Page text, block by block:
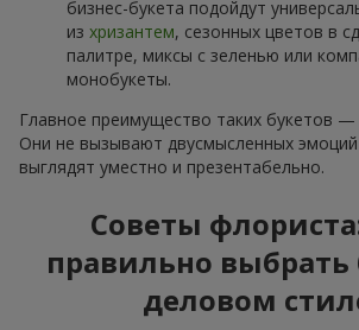
бизнес-букета подойдут
из хризантем, сезонных цветов в
палитре, миксы с зеленью или
монобукеты.
Главное преимущество таких букетов —
Они не вызывают двусмысленных
выглядят уместно и презентабельно.
Советы
правильно выбрать
деловом